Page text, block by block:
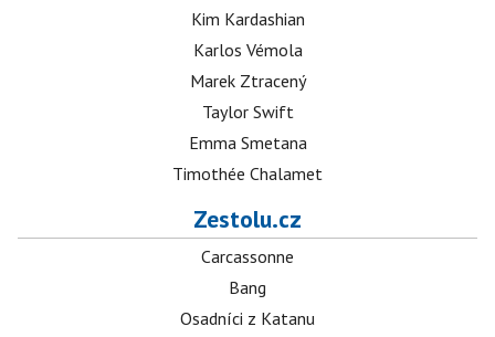
Kim Kardashian
Karlos Vémola
Marek Ztracený
Taylor Swift
Emma Smetana
Timothée Chalamet
Zestolu.cz
Carcassonne
Bang
Osadníci z Katanu